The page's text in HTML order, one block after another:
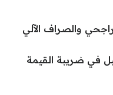
والصراف الآلي
في ضريبة القيمة